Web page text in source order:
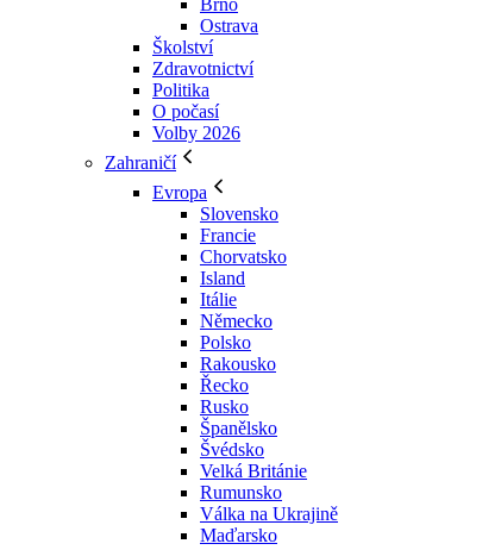
Brno
Ostrava
Školství
Zdravotnictví
Politika
O počasí
Volby 2026
Zahraničí
Evropa
Slovensko
Francie
Chorvatsko
Island
Itálie
Německo
Polsko
Rakousko
Řecko
Rusko
Španělsko
Švédsko
Velká Británie
Rumunsko
Válka na Ukrajině
Maďarsko